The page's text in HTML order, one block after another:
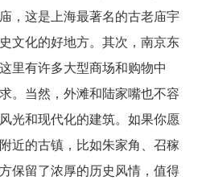
，这是上海最著名的古老庙宇
文化的好地方。其次，南京东
里有许多大型商场和购物中
。当然，外滩和陆家嘴也不容
光和现代化的建筑。如果你愿
近的古镇，比如朱家角、召稼
保留了浓厚的历史风情，值得